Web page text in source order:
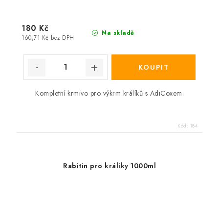
Na skladě
160,71 Kč bez DPH
180 Kč
Kompletní krmivo pro výkrm králíků s AdiCoxem.
Kód: 184
Rabitin pro králiky 1000ml